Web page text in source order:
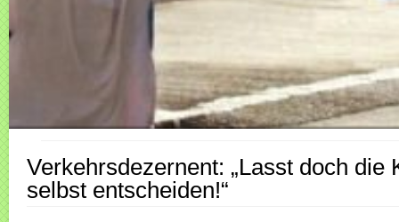
Verkehrsdezernent: „Lasst doch die
selbst entscheiden!“